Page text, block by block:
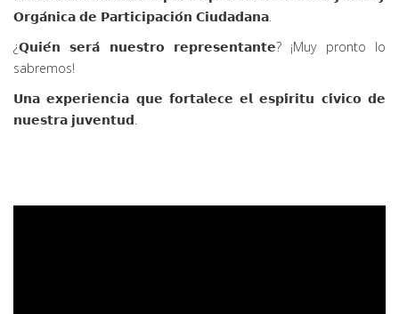
sus conocimientos sobre 𝗽𝗮𝗿𝘁𝗶𝗰𝗶𝗽𝗮𝗰𝗶𝗼́𝗻 𝗰𝗶𝘂𝗱𝗮𝗱𝗮𝗻𝗮 𝘆 𝗹𝗮 𝗟𝗲𝘆
¿𝗤𝘂𝗶𝗲́𝗻 𝘀𝗲𝗿𝗮́ 𝗻𝘂𝗲𝘀𝘁𝗿𝗼 𝗿𝗲𝗽𝗿𝗲𝘀𝗲𝗻𝘁𝗮𝗻𝘁𝗲? ¡Muy pronto lo
𝗨𝗻𝗮 𝗲𝘅𝗽𝗲𝗿𝗶𝗲𝗻𝗰𝗶𝗮 𝗾𝘂𝗲 𝗳𝗼𝗿𝘁𝗮𝗹𝗲𝗰𝗲 𝗲𝗹 𝗲𝘀𝗽𝗶́𝗿𝗶𝘁𝘂 𝗰𝗶́𝘃𝗶𝗰𝗼 𝗱𝗲